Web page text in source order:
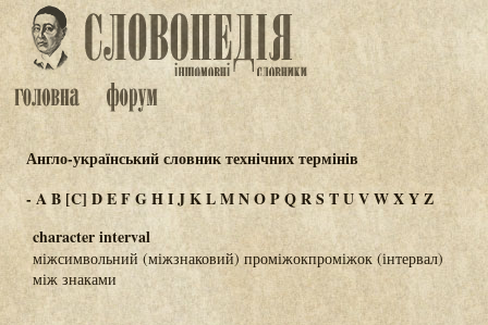
Англо-український словник технічних термінів
-AB [C] DEFGHIJKLMNOPQRSTUVWXYZ
character interval
міжсимвольний (міжзнаковий) проміжокпроміжок (інтервал)
між знаками